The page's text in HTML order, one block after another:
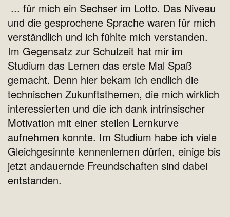
... für mich ein Sechser im Lotto. Das Niveau
und die gesprochene Sprache waren für mich
verständlich und ich fühlte mich verstanden.
Im Gegensatz zur Schulzeit hat mir im
Studium das Lernen das erste Mal Spaß
gemacht. Denn hier bekam ich endlich die
technischen Zukunftsthemen, die mich wirklich
interessierten und die ich dank intrinsischer
Motivation mit einer steilen Lernkurve
aufnehmen konnte. Im Studium habe ich viele
Gleichgesinnte kennenlernen dürfen, einige bis
jetzt andauernde Freundschaften sind dabei
entstanden.